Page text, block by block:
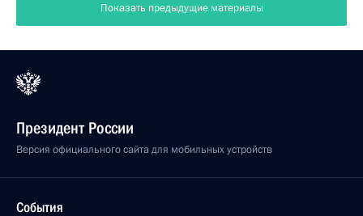
Показать предыдущие материалы
Президент России
Версия официального сайта для мобильных устройств
События